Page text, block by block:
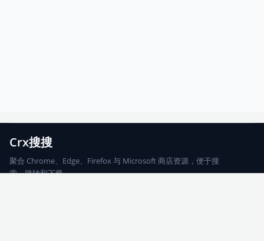
Crx搜搜
聚合 Chrome、Edge、Firefox 与 Microsoft 商店资源，便于搜
索、跳转和下载。